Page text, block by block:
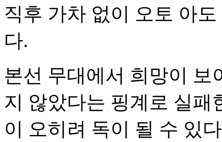
직후 가차 없이 오토 아
다.
본선 무대에서 희망이 보
지 않았다는 핑계로 실패
이 오히려 독이 될 수 있